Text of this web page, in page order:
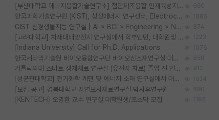
[부산대학교 에너지융합기술연구소] 첨단제조융합 인재육성지원 박사후연구원 채용 (이진홍 교수님 연구실) 660
한국과학기술연구원 (KIST), 청정에너지 연구센터, Electrochemical Materials and Devices (Emd) Lab에서 학생을 모집합니다. (연,고대) 1086
GIST 신경생물지능 연구실 | AI × BCI × Engineering × Neuroscience 이노코어 Post-doc 모집 874
[고려대학교] 차새대태양전지 연구실에서 학부인턴, 대학원생 및 Post.Doc.을 모집합니다. 1223
[Indiana University] Call for Ph.D. Applications 1076
한국세라믹기술원 바이오융합연구단 바이오신소재연구실 대학원생/학부인턴 모집 858
가톨릭의대 스마트 생체재료 연구실 (유전자 치료) 졸업 전 인턴 및 대학원생 모집 912
[성균관대학교] 전기화학 계면 및 에너지 소재 연구실에서 대학원생을 모집합니다. 1024
[모집 공고] 경북대학교 자연모사재료연구실 박사후연구원 680
[KENTECH] 오명환 교수 연구실 대학원생/포스닥 모집 1195